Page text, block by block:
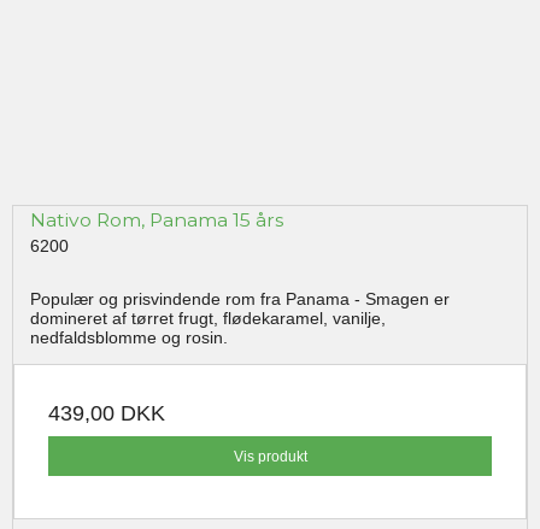
Nativo Rom, Panama 15 års
6200
Populær og prisvindende rom fra Panama - Smagen er
domineret af tørret frugt, flødekaramel, vanilje,
nedfaldsblomme og rosin.
439,00 DKK
Vis produkt